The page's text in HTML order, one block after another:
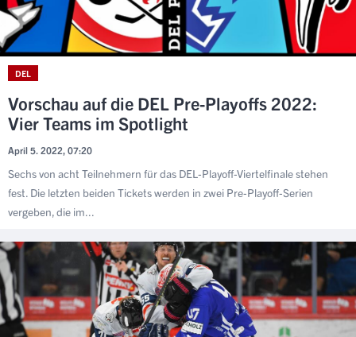
DEL
Vorschau auf die DEL Pre-Playoffs 2022:
Vier Teams im Spotlight
April 5. 2022, 07:20
Sechs von acht Teilnehmern für das DEL-Playoff-Viertelfinale stehen
fest. Die letzten beiden Tickets werden in zwei Pre-Playoff-Serien
vergeben, die im...